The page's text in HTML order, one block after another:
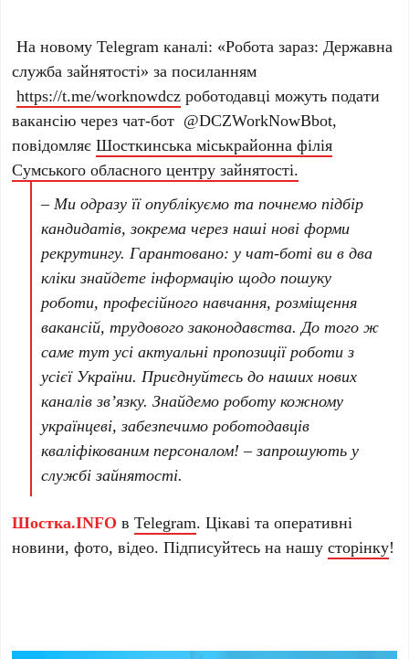
На новому Telegram каналі: «Робота зараз: Державна
служба зайнятості» за посиланням
https://t.me/worknowdcz роботодавці можуть подати
вакансію через чат-бот @DCZWorkNowBbot,
повідомляєШосткинська міськрайонна філія
Сумського обласного центру зайнятості.
– Ми одразу її опублікуємо та почнемо підбір
кандидатів, зокрема через наші нові форми
рекрутингу. Гарантовано: у чат-боті ви в два
кліки знайдете інформацію щодо пошуку
роботи, професійного навчання, розміщення
вакансій, трудового законодавства. До того ж
саме тут усі актуальні пропозиції роботи з
усієї України. Приєднуйтесь до наших нових
каналів зв’язку.Знайдемо роботу кожному
українцеві, забезпечимо роботодавців
кваліфікованим персоналом! – запрошують у
службі зайнятості.
Шостка.INFO вTelegram. Цікаві та оперативні
новини, фото, відео. Підписуйтесь на нашусторінку!